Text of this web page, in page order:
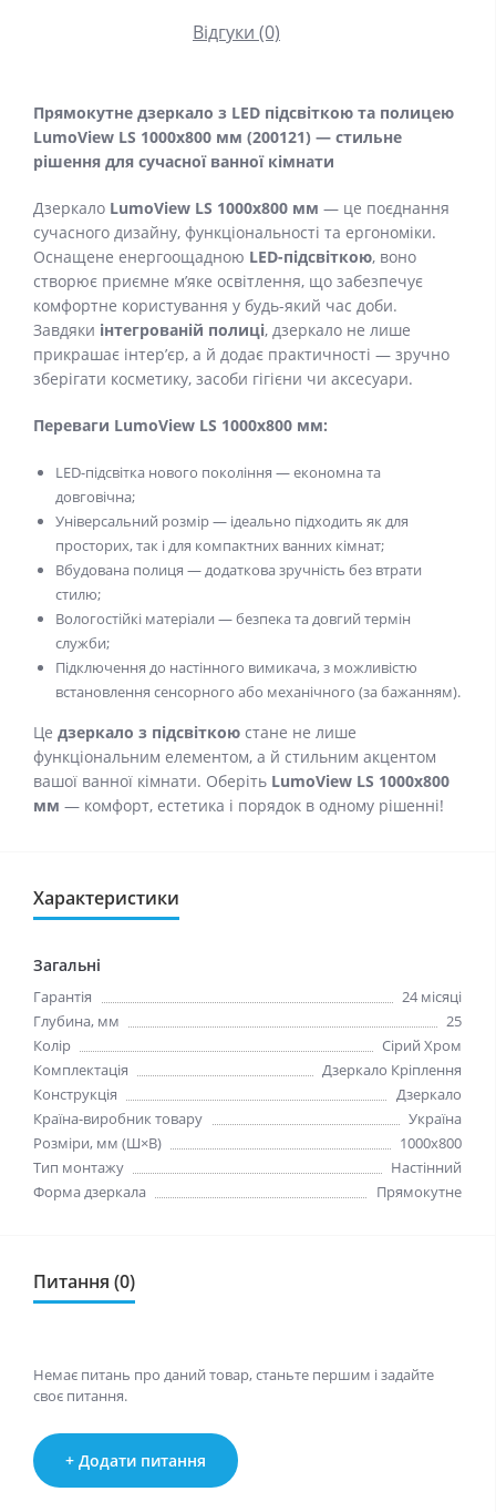
Відгуки (0)
Прямокутне дзеркало з LED підсвіткою та полицею
LumoView LS 1000x800 мм (200121) — стильне
рішення для сучасної ванної кімнати
Дзеркало LumoView LS 1000x800 мм — це поєднання
сучасного дизайну, функціональності та ергономіки.
Оснащене енергоощадною LED-підсвіткою, воно
створює приємне м’яке освітлення, що забезпечує
комфортне користування у будь-який час доби.
Завдяки інтегрованій полиці, дзеркало не лише
прикрашає інтер’єр, а й додає практичності — зручно
зберігати косметику, засоби гігієни чи аксесуари.
Переваги LumoView LS 1000x800 мм:
LED-підсвітка нового покоління — економна та
довговічна;
Універсальний розмір — ідеально підходить як для
просторих, так і для компактних ванних кімнат;
Вбудована полиця — додаткова зручність без втрати
стилю;
Вологостійкі матеріали — безпека та довгий термін
служби;
Підключення до настінного вимикача, з можливістю
встановлення сенсорного або механічного (за бажанням).
Це дзеркало з підсвіткою стане не лише
функціональним елементом, а й стильним акцентом
вашої ванної кімнати. Оберіть LumoView LS 1000x800
мм — комфорт, естетика і порядок в одному рішенні!
Характеристики
Загальні
Гарантія
24 мiсяцi
Глубина, мм
25
Колір
Сiрий Хром
Комплектація
Дзеркало Крiплення
Конструкція
Дзеркало
Країна-виробник товару
Україна
Розміри, мм (Ш×В)
1000x800
Тип монтажу
Настінний
Форма дзеркала
Прямокутне
Питання (0)
Немає питань про даний товар, станьте першим і задайте
своє питання.
+ Додати питання